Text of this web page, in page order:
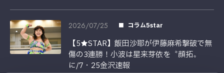
2026/07/25 コラム5star
【5★STAR】飯田沙耶が伊藤麻希撃破で無
傷の3連勝！小波は星来芽依を〝顔拓〟
に/7・25金沢速報